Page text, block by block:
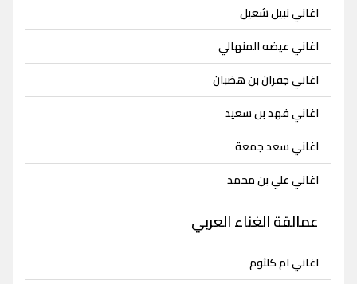
اغاني نبيل شعيل
اغاني عيضه المنهالي
اغاني جفران بن هضبان
اغاني فهد بن سعيد
اغاني سعد جمعة
اغاني علي بن محمد
عمالقة الغناء العربي
اغاني ام كلثوم